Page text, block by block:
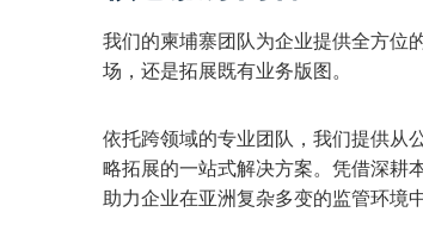
我们的柬埔寨团队为企业提供全方
场，还是拓展既有业务版图。
依托跨领域的专业团队，我们提供从
略拓展的一站式解决方案。凭借深耕
助力企业在亚洲复杂多变的监管环境